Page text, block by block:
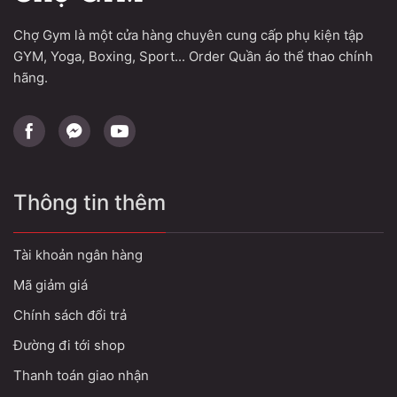
Chợ Gym là một cửa hàng chuyên cung cấp phụ kiện tập
GYM, Yoga, Boxing, Sport... Order Quần áo thể thao chính
hãng.
Thông tin thêm
Tài khoản ngân hàng
Mã giảm giá
Chính sách đổi trả
Đường đi tới shop
Thanh toán giao nhận